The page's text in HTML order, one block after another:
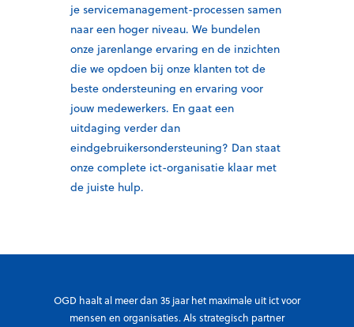
je servicemanagement-processen samen
naar een hoger niveau. We bundelen
onze jarenlange ervaring en de inzichten
die we opdoen bij onze klanten tot de
beste ondersteuning en ervaring voor
jouw medewerkers. En gaat een
uitdaging verder dan
eindgebruikersondersteuning? Dan staat
onze complete ict-organisatie klaar met
de juiste hulp.
OGD haalt al meer dan 35 jaar het maximale uit ict voor
mensen en organisaties. Als strategisch partner